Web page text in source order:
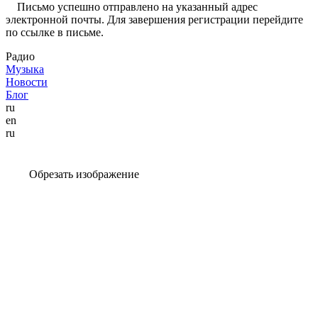
Письмо успешно отправлено на указанный адрес
электронной почты. Для завершения регистрации перейдите
по ссылке в письме.
Радио
Музыка
Новости
Блог
ru
en
ru
Обрезать изображение